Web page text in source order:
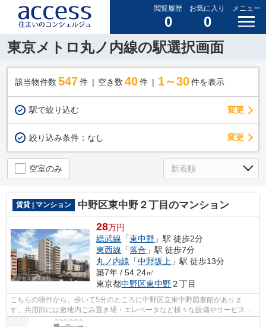
閲覧履歴
0
お気に入り
0
メニュー
東京メトロ丸ノ内線の駅選択画面
該当物件数 547件 空き数 40 件 1～30 件を表示
駅で絞り込む 変更
絞り込み条件： なし 変更
空室のみ
賃貸 | マンション 中野区東中野２丁目のマンション
28万円
総武線 「東中野 」駅 徒歩2分
東西線 「落合 」駅 徒歩7分
丸ノ内線 「中野坂上 」駅 徒歩13分
築7年 / 54.24㎡
東京都中野区東中野２丁目
こちらの物件から、歩いて5分のところに中野区立東中野図書館がありま
す。共用部には敷地内ごみ置き場・エレベータなど様々な設備やサービスが
揃っているので便利です。眺めの良いマン...